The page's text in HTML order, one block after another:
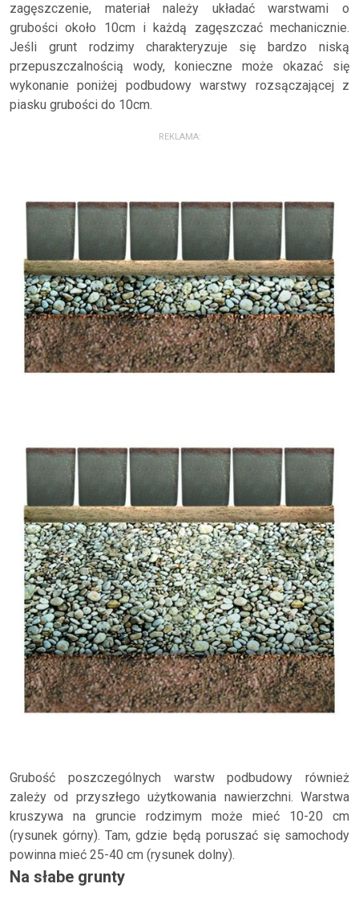
zagęszczenie, materiał należy układać warstwami o
grubości około 10cm i każdą zagęszczać mechanicznie.
Jeśli grunt rodzimy charakteryzuje się bardzo niską
przepuszczalnością wody, konieczne może okazać się
wykonanie poniżej podbudowy warstwy rozsączającej z
piasku grubości do 10cm.
REKLAMA:
Grubość poszczególnych warstw podbudowy również
zależy od przyszłego użytkowania nawierzchni. Warstwa
kruszywa na gruncie rodzimym może mieć 10-20 cm
(rysunek górny). Tam, gdzie będą poruszać się samochody
powinna mieć 25-40 cm (rysunek dolny).
Na słabe grunty